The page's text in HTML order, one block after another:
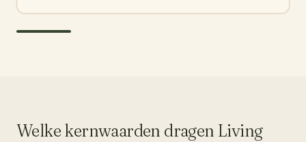
Welke kernwaarden dragen Living